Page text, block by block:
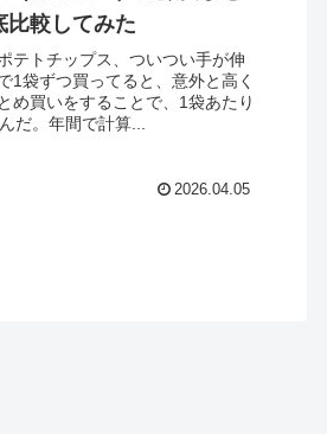
比較してみた
テトチップス、ついつい手が伸
1袋ずつ買ってると、意外と高く
め買いをすることで、1袋あたり
だ。年間で計算...
2026.04.05